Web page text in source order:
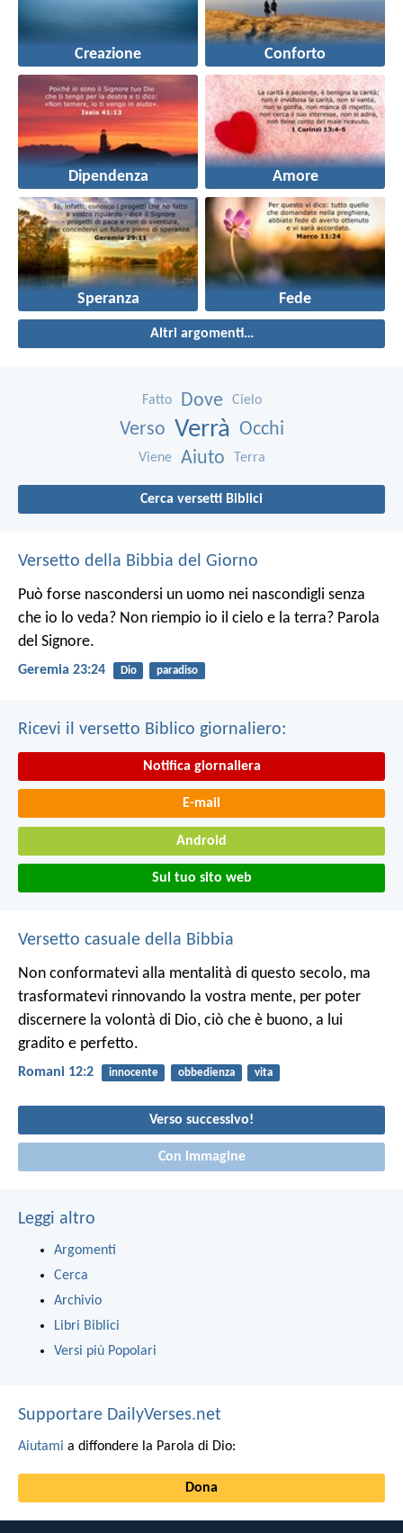
Creazione Conforto
Dipendenza Amore
Speranza Fede
Altri argomenti…
Fatto Dove Cielo
Verso Verrà Occhi
Viene Aiuto Terra
Cerca versetti Biblici
Versetto della Bibbia del Giorno
Può forse nascondersi un uomo nei nascondigli senza
che io lo veda? Non riempio io il cielo e la terra? Parola
del Signore.
Geremia 23:24 Dio paradiso
Ricevi il versetto Biblico giornaliero:
Notifica giornaliera
E-mail
Android
Sul tuo sito web
Versetto casuale della Bibbia
Non conformatevi alla mentalità di questo secolo, ma
trasformatevi rinnovando la vostra mente, per poter
discernere la volontà di Dio, ciò che è buono, a lui
gradito e perfetto.
Romani 12:2 innocente obbedienza vita
Verso successivo!
Con immagine
Leggi altro
Argomenti
Cerca
Archivio
Libri Biblici
Versi più Popolari
Supportare DailyVerses.net
Aiutami a diffondere la Parola di Dio:
Dona